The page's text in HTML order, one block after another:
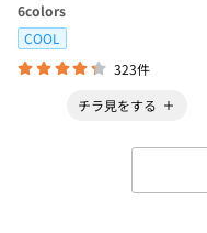
6colors
COOL
323件
チラ見をする